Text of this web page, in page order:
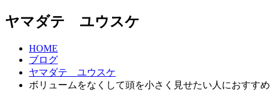
ヤマダテ ユウスケ
HOME
ブログ
ヤマダテ ユウスケ
ボリュームをなくして頭を小さく見せたい人におすす